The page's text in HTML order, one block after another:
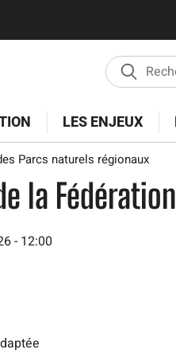
principal
LES ENJEUX
Parcs naturels régionaux
la
- 12:00